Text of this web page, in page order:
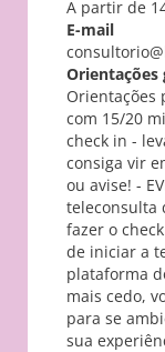
A partir de
E-mail
Orientações
Orientações
com 15/20
check in -
consiga vir
ou avise! -
teleconsulta
fazer o
de iniciar a
plataforma
mais cedo,
para se
sua